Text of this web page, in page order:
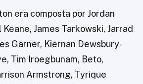
era composta por Jordan
James Tarkowski, Jarrad
Garner, Kiernan Dewsbury-
Tim Iroegbunam, Beto,
Armstrong, Tyrique